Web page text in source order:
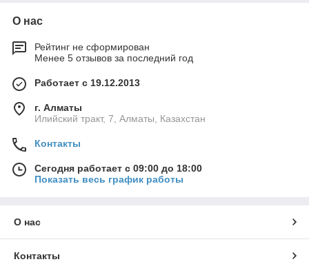
О нас
Рейтинг не сформирован
Менее 5 отзывов за последний год
Работает с 19.12.2013
г. Алматы
Илийский тракт, 7, Алматы, Казахстан
Контакты
Сегодня работает с 09:00 до 18:00
Показать весь график работы
О нас
Контакты